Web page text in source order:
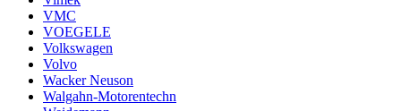
VMC
VOEGELE
Volkswagen
Volvo
Wacker Neuson
Walgahn-Motorentechn